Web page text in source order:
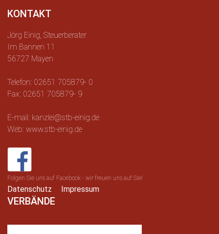
KONTAKT
Jörg Einig, Steuerberater
Im Bannen 11
56727 Mayen
Telefon: 02651 705879- 0
Fax: 02651 705879- 9
E-mail: kanzlei@stb-einig.de
Web: www.stb-einig.de
Folgen Sie uns auf Facebook - wir freuen uns auf Sie!
Datenschutz Impressum
VERBÄNDE